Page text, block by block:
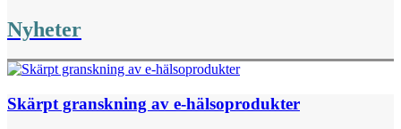
Nyheter
Skärpt granskning av e-hälsoprodukter